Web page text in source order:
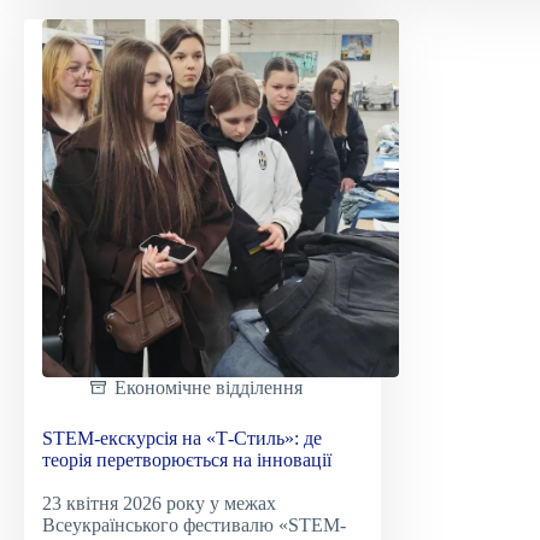
of
Shakespeare
Економічне відділення
STEM-екскурсія на «Т-Стиль»: де
теорія перетворюється на інновації
23 квітня 2026 року у межах
Всеукраїнського фестивалю «STEM-